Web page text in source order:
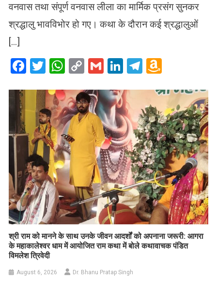
वनवास तथा संपूर्ण वनवास लीला का मार्मिक प्रसंग सुनकर
श्रद्धालु भावविभोर हो गए। कथा के दौरान कई श्रद्धालुओं
[…]
Facebook
Twitter
WhatsApp
CopyGmailLinkedIn
Telegram
List
​श्री राम को मानने के साथ उनके जीवन आदर्शों को अपनाना जरूरी: आगरा
के महाकालेश्वर धाम में आयोजित राम कथा में बोले कथावाचक पंडित
विमलेश त्रिवेदी
August 6, 2026 Dr. Bhanu Pratap Singh